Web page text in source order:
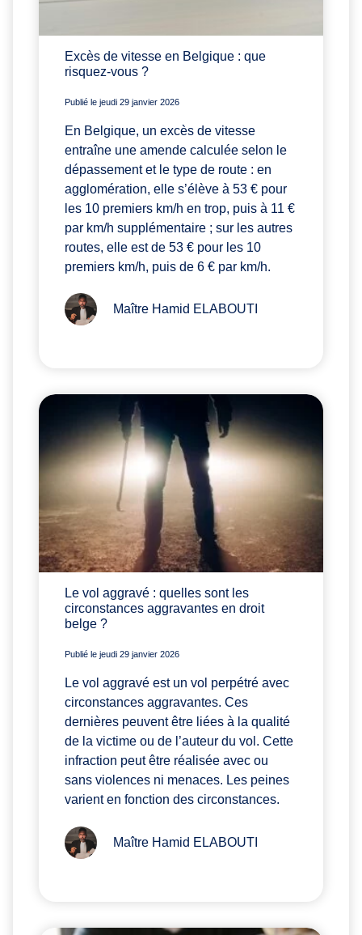
Excès de vitesse en Belgique : que
risquez-vous ?
Publié le jeudi 29 janvier 2026
En Belgique, un excès de vitesse
entraîne une amende calculée selon le
dépassement et le type de route : en
agglomération, elle s’élève à 53 € pour
les 10 premiers km/h en trop, puis à 11 €
par km/h supplémentaire ; sur les autres
routes, elle est de 53 € pour les 10
premiers km/h, puis de 6 € par km/h.
Maître Hamid ELABOUTI
Le vol aggravé : quelles sont les
circonstances aggravantes en droit
belge ?
Publié le jeudi 29 janvier 2026
Le vol aggravé est un vol perpétré avec
circonstances aggravantes. Ces
dernières peuvent être liées à la qualité
de la victime ou de l’auteur du vol. Cette
infraction peut être réalisée avec ou
sans violences ni menaces. Les peines
varient en fonction des circonstances.
Maître Hamid ELABOUTI